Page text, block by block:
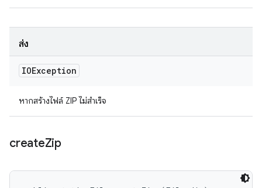
ส่ง
IOException
หากสร้างไฟล์ ZIP ไม่สำเร็จ
createZip